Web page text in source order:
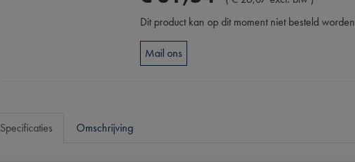
Dit product kan op dit moment niet besteld worden
Mail ons
Specificaties Omschrijving